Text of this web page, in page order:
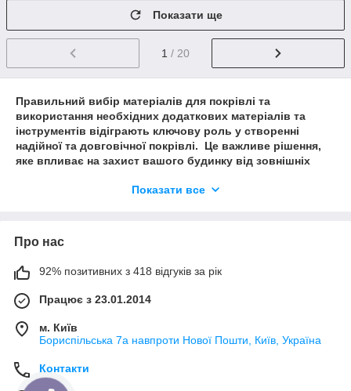
Показати ще
1 / 20
Правильний вибір матеріалів для покрівлі та
використання необхідних додаткових матеріалів та
інструментів відіграють ключову роль у створенні
надійної та довговічної покрівлі. Це важливе рішення,
яке впливає на захист вашого будинку від зовнішніх
При виборі покрівельних матеріалів враховуйте
інструменти, такі як елементи кріплення, ізоляція,
успішної установки та обслуговування покрівлі.
Майте на увазі, що правильне обслуговування даху
також має вирішальне значення для його довговічності.
Регулярна перевірка та своєчасні ремонти допоможуть
уникнути серйозних проблем у майбутньому.
будинку. З правильним вибором матеріалів та
ретельною установкою ви забезпечите надійний та
Показати все
Про нас
92% позитивних з 418 відгуків за рік
Працює з 23.01.2014
м. Київ
Бориспільська 7а навпроти Нової Пошти, Київ, Україна
Контакти